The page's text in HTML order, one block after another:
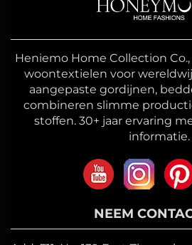
Heniemo Home Collection
woontextielen voor
aangepaste gordijnen,
combineren slimme
stoffen. 30+ jaar ervaring
informatie.
NEEM